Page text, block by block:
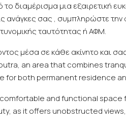
διαμέρισμα μια εξαιρετική
ανάγκες σας , συμπληρώστε
ταυτότητας ή ΑΦΜ.
μέσα σε κάθε ακίνητο και
an area that combines
for both permanent residence
and functional space
as it offers unobstructed